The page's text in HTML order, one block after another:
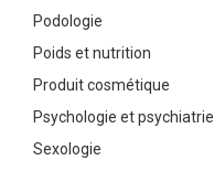
Podologie
Poids et nutrition
Produit cosmétique
Psychologie et psychiatrie
Sexologie